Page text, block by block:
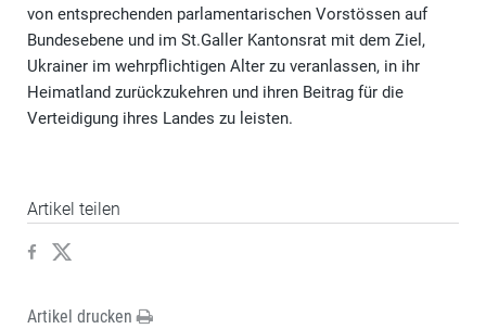
von entsprechenden parlamentarischen Vorstössen auf
Bundesebene und im St.Galler Kantonsrat mit dem Ziel,
Ukrainer im wehrpflichtigen Alter zu veranlassen, in ihr
Heimatland zurückzukehren und ihren Beitrag für die
Verteidigung ihres Landes zu leisten.
Artikel teilen
Artikel drucken